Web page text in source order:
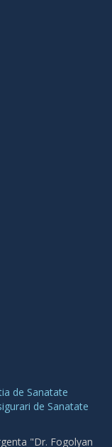
de Sanatate
de Sanatate
"Dr. Fogolyan